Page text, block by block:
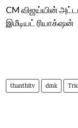
CM விஜய்யின்
இமீடியட் ரியாக்‌ஷன்
thanthitv dmk